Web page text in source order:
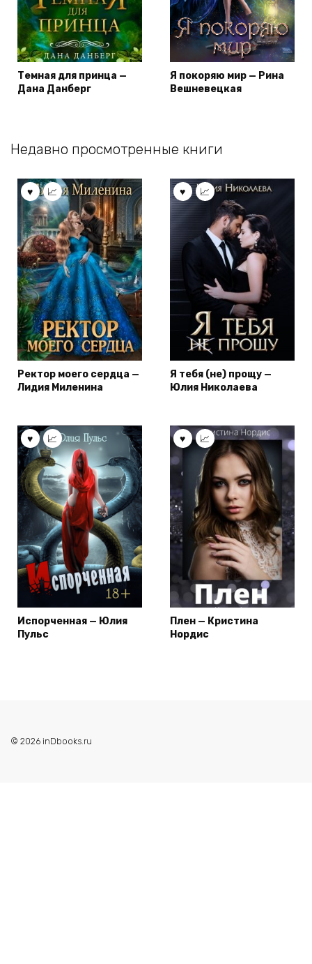
Темная для принца —
Дана Данберг
Я покоряю мир — Рина
Вешневецкая
Недавно просмотренные книги
Ректор моего сердца —
Лидия Миленина
Я тебя (не) прощу —
Юлия Николаева
Испорченная — Юлия
Пульс
Плен — Кристина
Нордис
© 2026 inDbooks.ru